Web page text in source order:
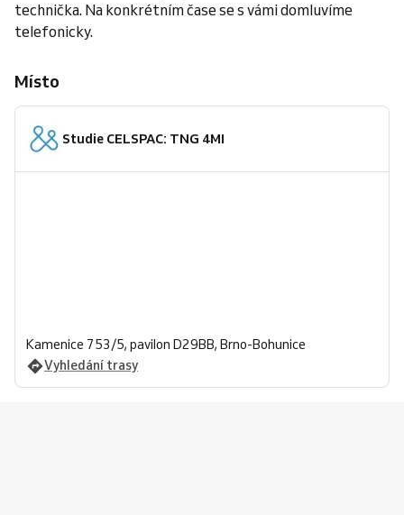
technička. Na konkrétním čase se s vámi domluvíme
telefonicky.
Místo
Studie CELSPAC: TNG 4MI
Kamenice 753/5, pavilon D29BB, Brno-Bohunice
Vyhledání trasy